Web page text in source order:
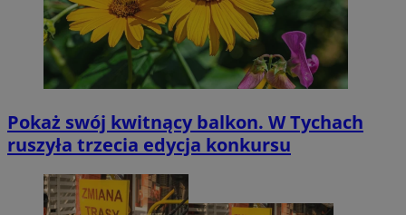
Pokaż swój kwitnący balkon. W Tychach
ruszyła trzecia edycja konkursu